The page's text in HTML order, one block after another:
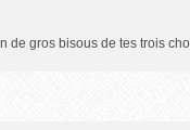
de gros bisous de tes trois